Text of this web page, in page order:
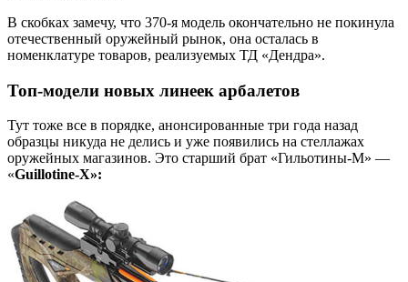
В скобках замечу, что 370-я модель окончательно не покинула
отечественный оружейный рынок, она осталась в
номенклатуре товаров, реализуемых ТД «Дендра».
Топ-модели новых линеек арбалетов
Тут тоже все в порядке, анонсированные три года назад
образцы никуда не делись и уже появились на стеллажах
оружейных магазинов. Это старший брат «Гильотины-М» —
«Guillotine-Х»: